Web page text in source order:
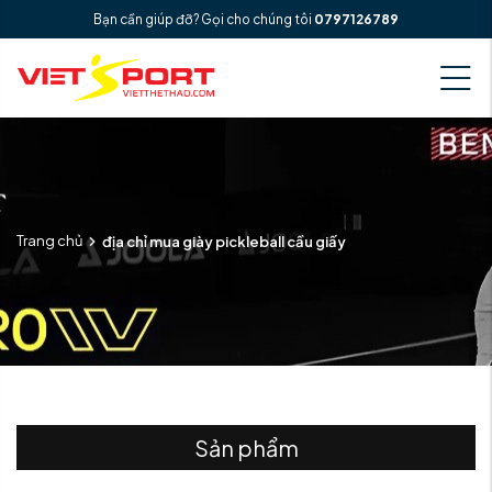
Bạn cần giúp đỡ? Gọi cho chúng tôi 0797126789
Trang chủ địa chỉ mua giày pickleball cầu giấy
Sản phẩm